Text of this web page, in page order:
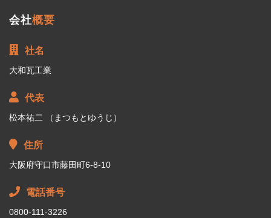
会社概要
社名
大和瓦工業
代表
松本祐二 （まつもとゆうじ）
住所
大阪府守口市藤田町6-8-10
電話番号
0800-111-3226